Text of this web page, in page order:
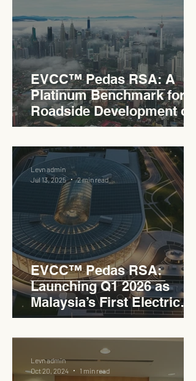
EVCC™ Pedas RSA: A
Platinum Benchmark for
Roadside Development on
the PLUS Expressway
EVCC™ Pedas RSA:
Launching Q1 2026 as
Malaysia’s First Electric
Vehicle Charging Corridor
Hub on PLUS Expressway
Levn admin
Jul 13, 2025
2 min read
Levn admin
Oct 20, 2024
1 min read